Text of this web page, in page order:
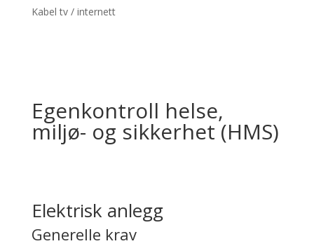
Kabel tv / internett
Egenkontroll helse,
miljø- og sikkerhet (HMS)
Elektrisk anlegg
Generelle krav